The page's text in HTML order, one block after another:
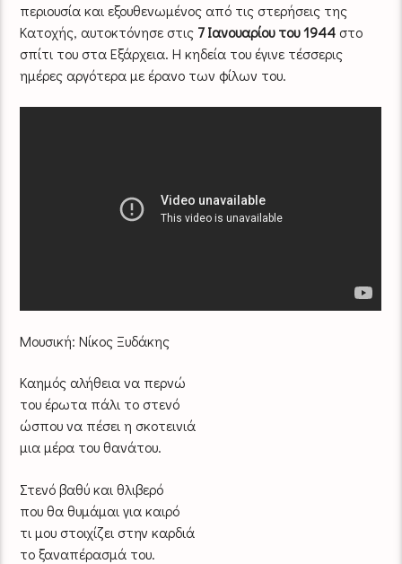
περιουσία και εξουθενωμένος από τις στερήσεις της
Κατοχής, αυτοκτόνησε στις 7 Ιανουαρίου του 1944 στο
σπίτι του στα Εξάρχεια. Η κηδεία του έγινε τέσσερις
ημέρες αργότερα με έρανο των φίλων του.
Μουσική: Νίκος Ξυδάκης
Καημός αλήθεια να περνώ
του έρωτα πάλι το στενό
ώσπου να πέσει η σκοτεινιά
μια μέρα του θανάτου.
Στενό βαθύ και θλιβερό
που θα θυμάμαι για καιρό
τι μου στοιχίζει στην καρδιά
το ξαναπέρασμά του.